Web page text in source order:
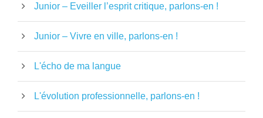
Junior – Eveiller l’esprit critique, parlons-en !
Junior – Vivre en ville, parlons-en !
L'écho de ma langue
L'évolution professionnelle, parlons-en !